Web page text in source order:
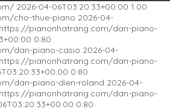
2026-04-06T03:20:33+00:00 1.00
cho-thue-piano 2026-04-
https://pianonhatrang.com/dan-piano-
0.80
dan-piano-casio 2026-04-
https://pianonhatrang.com/dan-piano-
0.80
dan-piano-dien-roland 2026-04-
https://pianonhatrang.com/dan-piano-
0.80